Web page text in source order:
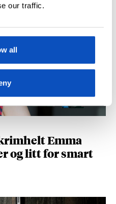
our traffic.
all
Emma
og litt for smart